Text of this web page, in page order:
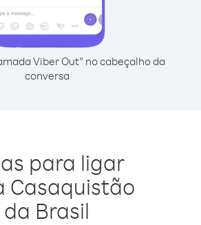
Viber Out” no cabeçalho da
conversa
para ligar
Casaquistão
da Brasil